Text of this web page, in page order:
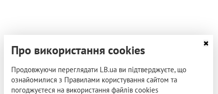
Про використання cookies
Продовжуючи переглядати LB.ua ви підтверджуєте, що
ознайомилися з Правилами користування сайтом та
погоджуєтеся на використання файлів cookies